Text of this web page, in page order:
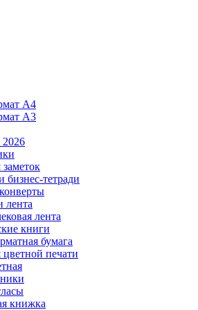
А4
А3
2026
бизнес-тетради
лента
лента
книги
бумага
цветной печати
книжка